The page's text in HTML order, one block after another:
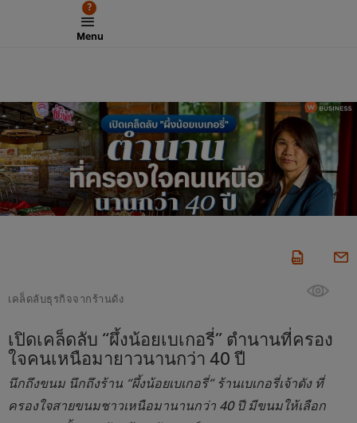
Menu
?
เคล็ดลับธุรกิจจากร้านดัง
เปิดเคล็ดลับ “ผึ้งน้อยเบเกอรี่” ตำนานที่ครอง
ใจคนเหนือมายาวนานกว่า 40 ปี
นึกถึงขนม นึกถึงร้าน “ผึ้งน้อยเบเกอรี่” ร้านเบเกอรี่เจ้าดัง ที่
ครองใจสายขนมชาวเหนือมานานกว่า 40 ปี มีขนมให้เลือก